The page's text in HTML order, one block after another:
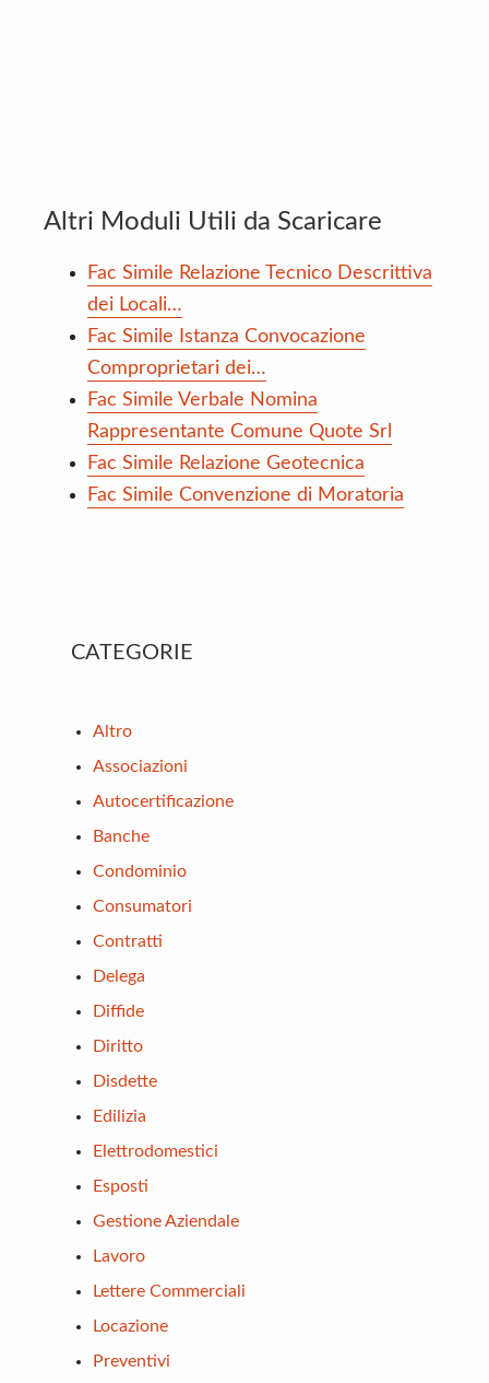
Altri Moduli Utili da Scaricare
Fac Simile Relazione Tecnico Descrittiva
dei Locali…
Fac Simile Istanza Convocazione
Comproprietari dei…
Fac Simile Verbale Nomina
Rappresentante Comune Quote Srl
Fac Simile Relazione Geotecnica
Fac Simile Convenzione di Moratoria
Primary
CATEGORIE
Altro
Associazioni
Autocertificazione
Banche
Condominio
Consumatori
Contratti
Delega
Diffide
Diritto
Disdette
Edilizia
Elettrodomestici
Esposti
Gestione Aziendale
Lavoro
Lettere Commerciali
Locazione
Preventivi